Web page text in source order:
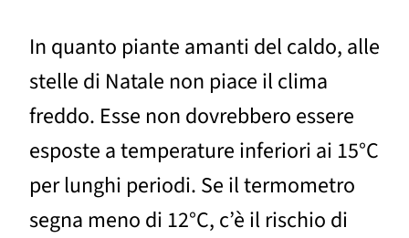
In quanto piante amanti del caldo, alle
stelle di Natale non piace il clima
freddo. Esse non dovrebbero essere
esposte a temperature inferiori ai 15°C
per lunghi periodi. Se il termometro
segna meno di 12°C, c’è il rischio di